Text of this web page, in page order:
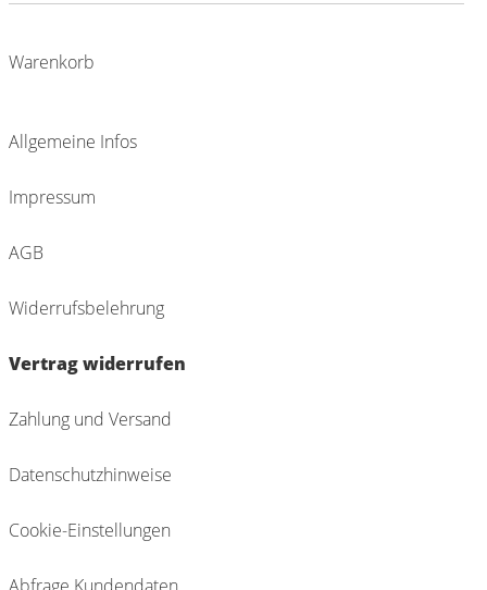
Warenkorb
Allgemeine Infos
Impressum
AGB
Widerrufsbelehrung
Vertrag widerrufen
Zahlung und Versand
Datenschutzhinweise
Cookie-Einstellungen